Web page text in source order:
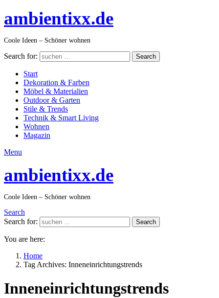
ambientixx.de
Coole Ideen – Schöner wohnen
Search for: Search
Start
Dekoration & Farben
Möbel & Materialien
Outdoor & Garten
Stile & Trends
Technik & Smart Living
Wohnen
Magazin
Menu
ambientixx.de
Coole Ideen – Schöner wohnen
Search
Search for:
Search
You are here:
Home
Tag Archives: Inneneinrichtungstrends
Inneneinrichtungstrends